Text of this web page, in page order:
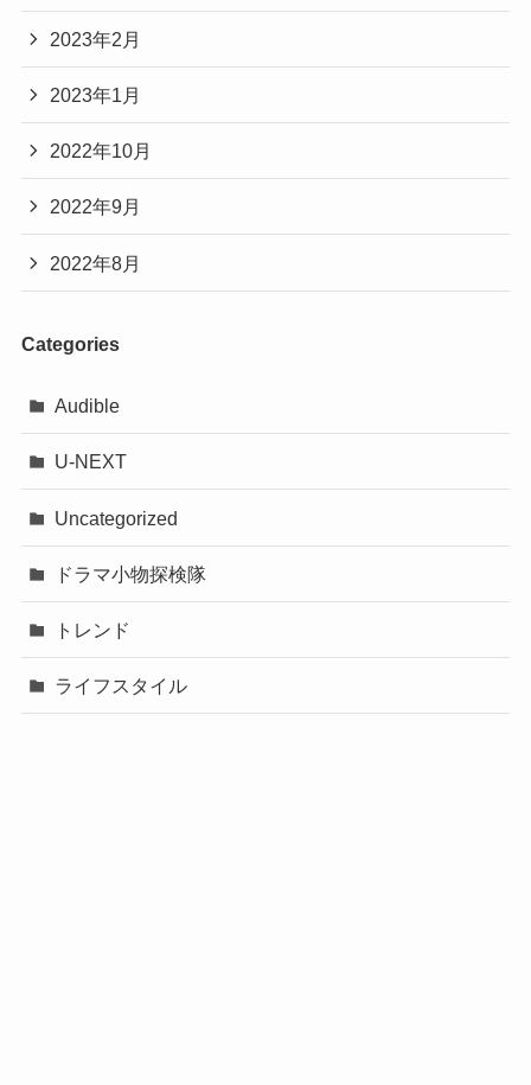
2023年2月
2023年1月
2022年10月
2022年9月
2022年8月
Categories
Audible
U-NEXT
Uncategorized
ドラマ小物探検隊
トレンド
ライフスタイル